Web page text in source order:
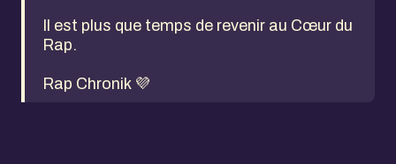
Il est plus que temps de revenir au Cœur du
Rap.
Rap Chronik 💜